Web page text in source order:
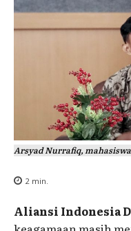
Arsyad Nurrafiq,
2 min.
Aliansi Indonesia